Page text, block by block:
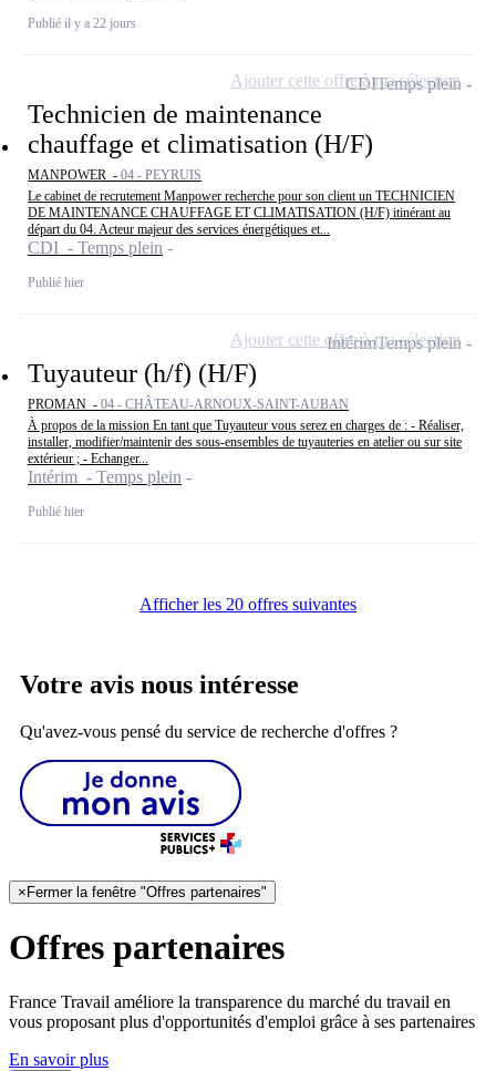
Publié il y a 22 jours
Technicien de maintenance
chauffage et climatisation (H/F)
MANPOWER - 04 - PEYRUIS
Le cabinet de recrutement Manpower recherche pour son client un TECHNICIEN
DE MAINTENANCE CHAUFFAGE ET CLIMATISATION (H/F) itinérant au
départ du 04. Acteur majeur des services énergétiques et...
CDI - Temps plein
Publié hier
CDITemps plein
Ajouter cette offre à ma sélection
Tuyauteur (h/f) (H/F)
PROMAN - 04 - CHÂTEAU-ARNOUX-SAINT-AUBAN
À propos de la mission En tant que Tuyauteur vous serez en charges de : - Réaliser,
installer, modifier/maintenir des sous-ensembles de tuyauteries en atelier ou sur site
extérieur ; - Echanger...
Intérim - Temps plein
Publié hier
IntérimTemps plein
Ajouter cette offre à ma sélection
Afficher les 20 offres suivantes
Votre avis nous intéresse
Qu'avez-vous pensé du service de recherche d'offres ?
× Fermer la fenêtre "Offres partenaires"
Offres partenaires
France Travail améliore la transparence du marché du travail en
vous proposant plus d'opportunités d'emploi grâce à ses partenaires
En savoir plus